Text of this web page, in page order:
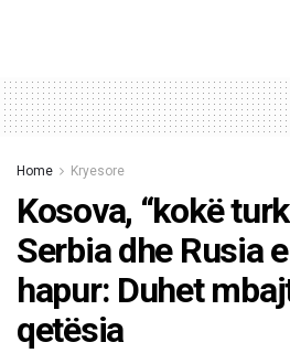
Home Kryesore
Kosova, “kokë
Serbia dhe Rusia
hapur: Duhet
qetësia